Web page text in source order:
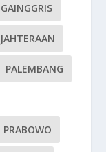
PALEMBANG
PRABOWO